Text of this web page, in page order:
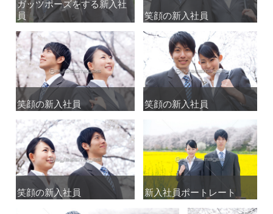
ガッツポーズをする新入社
員
ガッツポーズをする新入社
員
笑顔の新入社員
笑顔の新入社員
笑顔の新入社員
笑顔の新入社員 笑顔の新入社員
笑顔の新入社員
笑顔の新入社員
笑顔の新入社員 新入社員ポートレート
新入社員ポートレート